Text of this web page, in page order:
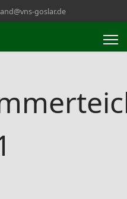
goslar.de